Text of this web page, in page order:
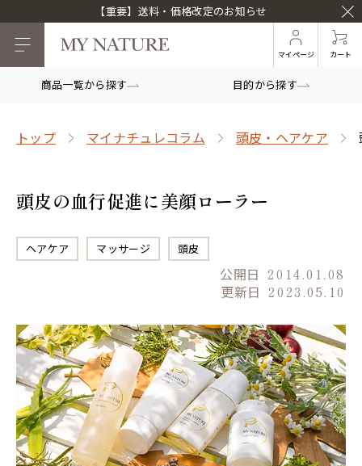
【重要】送料・価格改定のお知らせ
マイページ カート
商品一覧から探す 目的から探す
トップ マイナチュレコラム 頭皮・ヘアケア
頭皮の血行促進に美顔ローラー
ヘアケア マッサージ 頭皮
公開日 2014.01.08
更新日 2023.05.10